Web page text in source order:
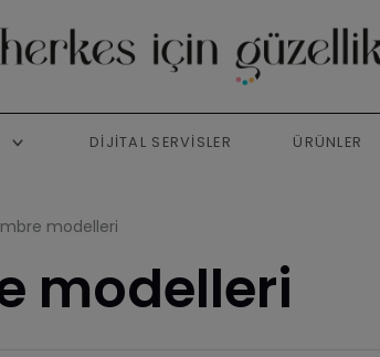
DIJITAL SERVISLER ÜRÜNLER
modelleri
modelleri